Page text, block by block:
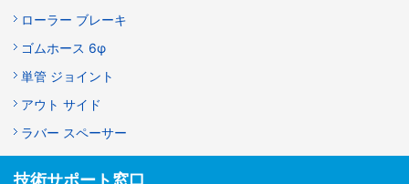
ローラー ブレーキ
ゴムホース 6φ
単管 ジョイント
アウト サイド
ラバー スペーサー
技術サポート窓口